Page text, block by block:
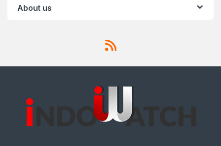
About us